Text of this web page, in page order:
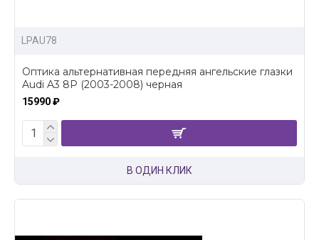
LPAU78
Оптика альтернативная передняя ангельские глазки
Audi A3 8P (2003-2008) черная
15990 ₽
В ОДИН КЛИК